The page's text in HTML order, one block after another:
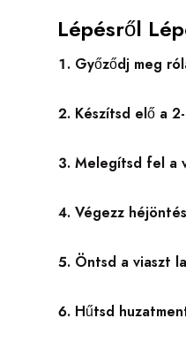
Lépésről
Győződj meg
Készítsd elő a
Melegítsd fel a
Végezz
Öntsd a viaszt
Hűtsd